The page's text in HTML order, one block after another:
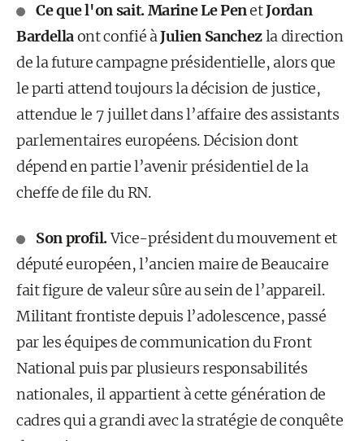
Ce que l'on sait.Marine Le PenetJordan
Bardellaont confié àJulien Sanchezla direction
de la future campagne présidentielle, alors que
le parti attend toujours la décision de justice,
attendue le 7 juillet dans l’affaire des assistants
parlementaires européens. Décision dont
dépend en partie l’avenir présidentiel de la
cheffe de file du RN.
Son profil.Vice-président du mouvement et
député européen, l’ancien maire de Beaucaire
fait figure de valeur sûre au sein de l’appareil.
Militant frontiste depuis l’adolescence, passé
par les équipes de communication du Front
National puis par plusieurs responsabilités
nationales, il appartient à cette génération de
cadres qui a grandi avec la stratégie de conquête